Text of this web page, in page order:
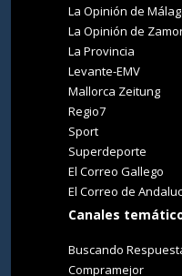
La Opinión de
La Opinión de
La Provincia
Levante-EMV
Mallorca Zeitung
Regio7
Sport
Superdeporte
El Correo Gallego
El Correo de
Canales
Buscando
Compramejor